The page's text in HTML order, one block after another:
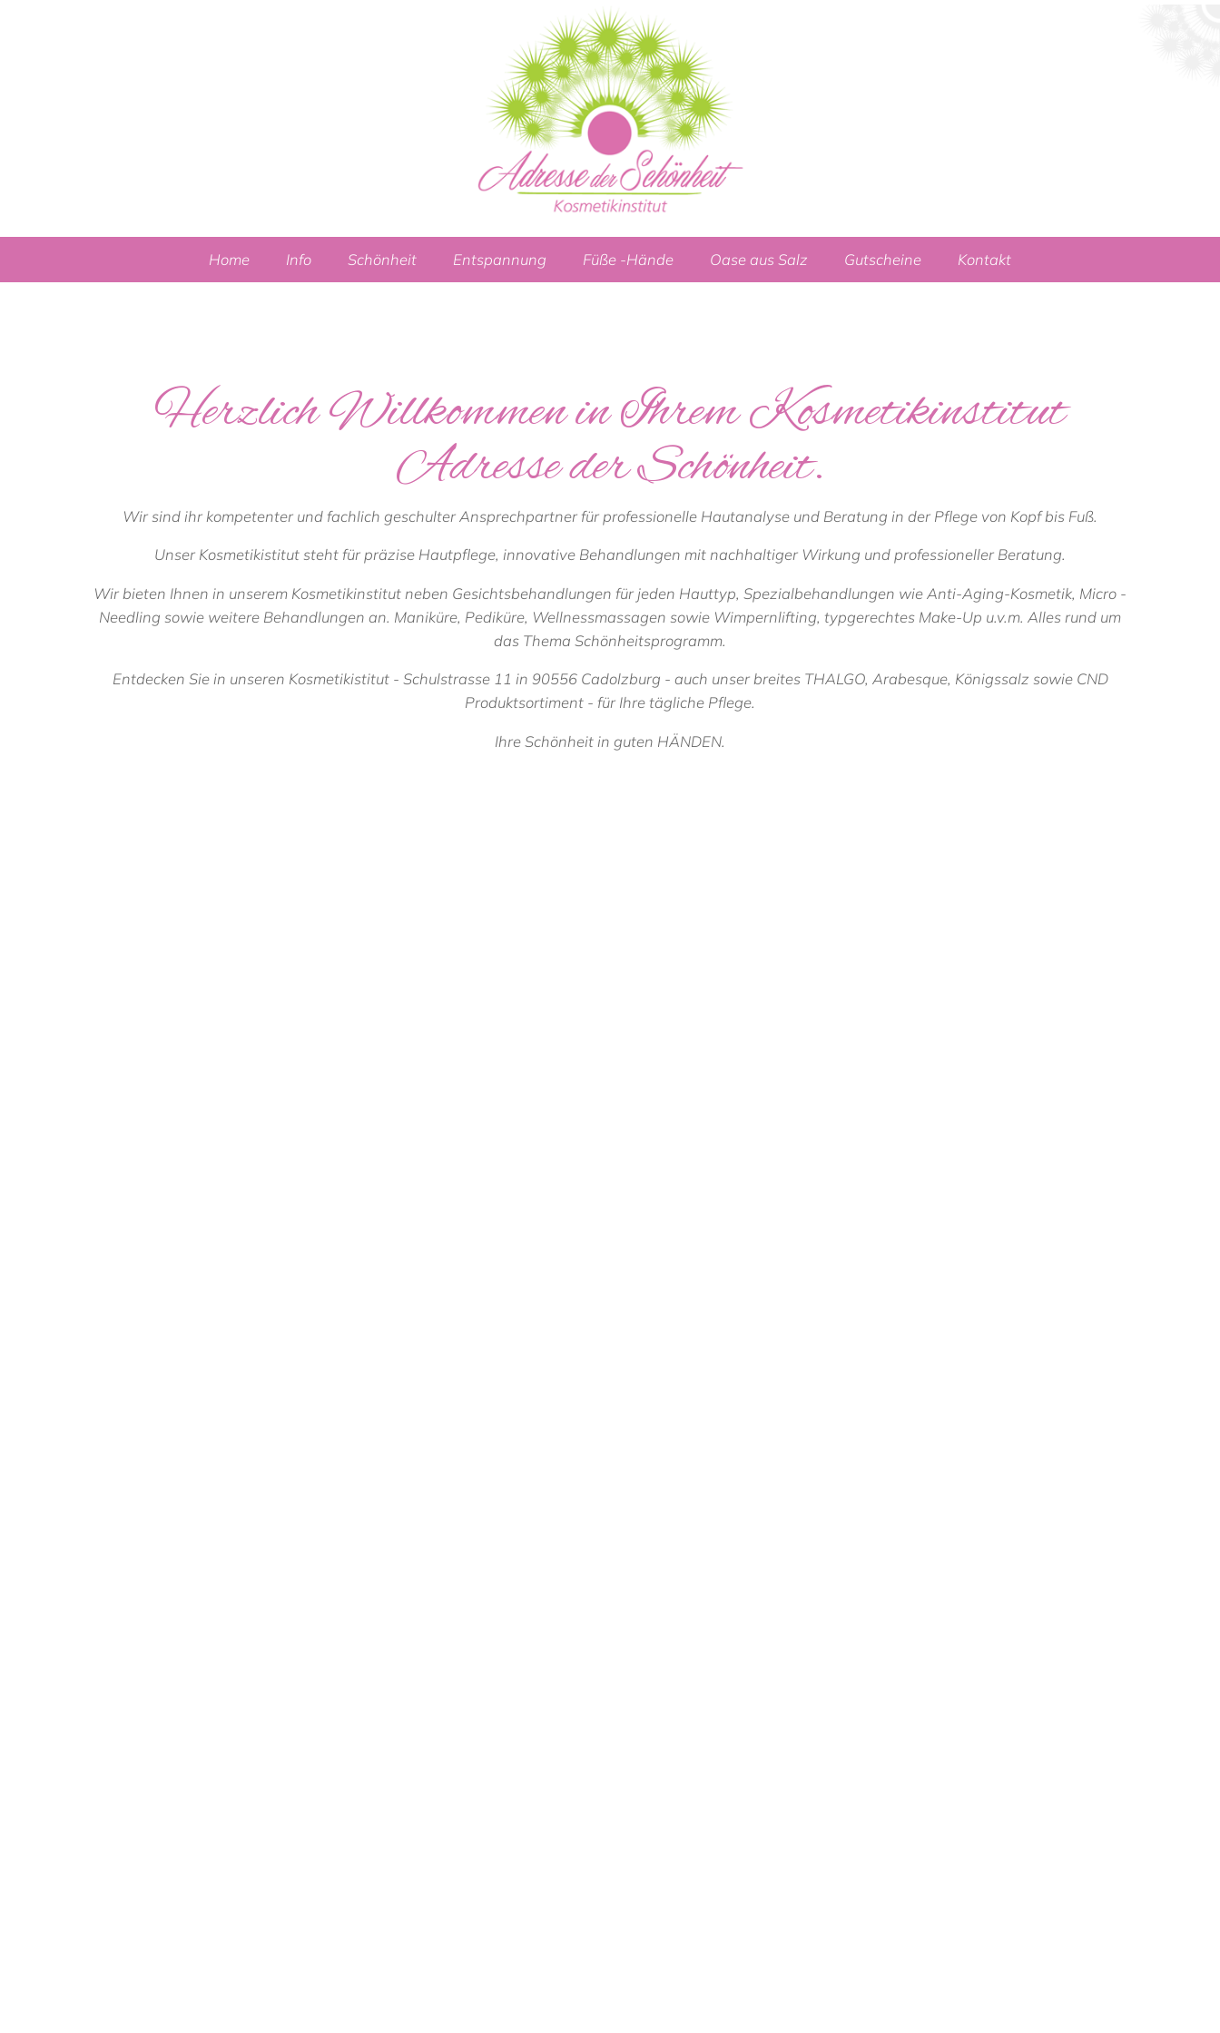
Home Info Schönheit Entspannung Füße -Hände Oase aus Salz Gutscheine Kontakt
Herzlich Willkommen in Ihrem Kosmetikinstitut
Adresse der Schönheit.
Wir sind ihr kompetenter und fachlich geschulter Ansprechpartner für professionelle Hautanalyse und Beratung in der Pflege von Kopf bis Fuß.
Unser Kosmetikistitut steht für präzise Hautpflege, innovative Behandlungen mit nachhaltiger Wirkung und professioneller Beratung.
Wir bieten Ihnen in unserem Kosmetikinstitut neben Gesichtsbehandlungen für jeden Hauttyp, Spezialbehandlungen wie Anti-Aging-Kosmetik, Micro -
Needling sowie weitere Behandlungen an. Maniküre, Pediküre, Wellnessmassagen sowie Wimpernlifting, typgerechtes Make-Up u.v.m. Alles rund um
das Thema Schönheitsprogramm.
Entdecken Sie in unseren Kosmetikistitut - Schulstrasse 11 in 90556 Cadolzburg - auch unser breites THALGO, Arabesque, Königssalz sowie CND
Produktsortiment - für Ihre tägliche Pflege.
Ihre Schönheit in guten HÄNDEN.